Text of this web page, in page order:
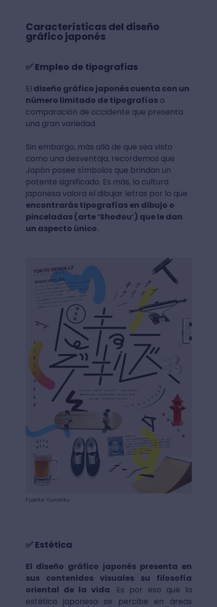
Características del diseño
gráfico japonés
✅ Empleo de tipografías
El diseño gráfico japonés cuenta con un
número limitado de tipografíasa
comparación de occidente que presenta
una gran variedad.
Sin embargo, más allá de que sea visto
como una desventaja, recordemos que
Japón posee símbolos que brindan un
potente significado. Es más, la cultura
japonesa valora el dibujar letras por lo que
encontrarás tipografías en dibujo o
pinceladas (arte ‘Shodou’) que le dan
un aspecto único.
Fuente: Gurafiku
✅ Estética
El diseño gráfico japonés presenta en
sus contenidos visuales su filosofía
oriental de la vida. Es por eso que la
estética japonesa se percibe en áreas